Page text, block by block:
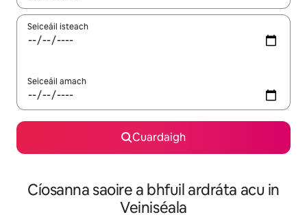
Seiceáil isteach
Seiceáil amach
Cuardaigh
Cíosanna saoire a bhfuil ardráta acu in
Veiniséala